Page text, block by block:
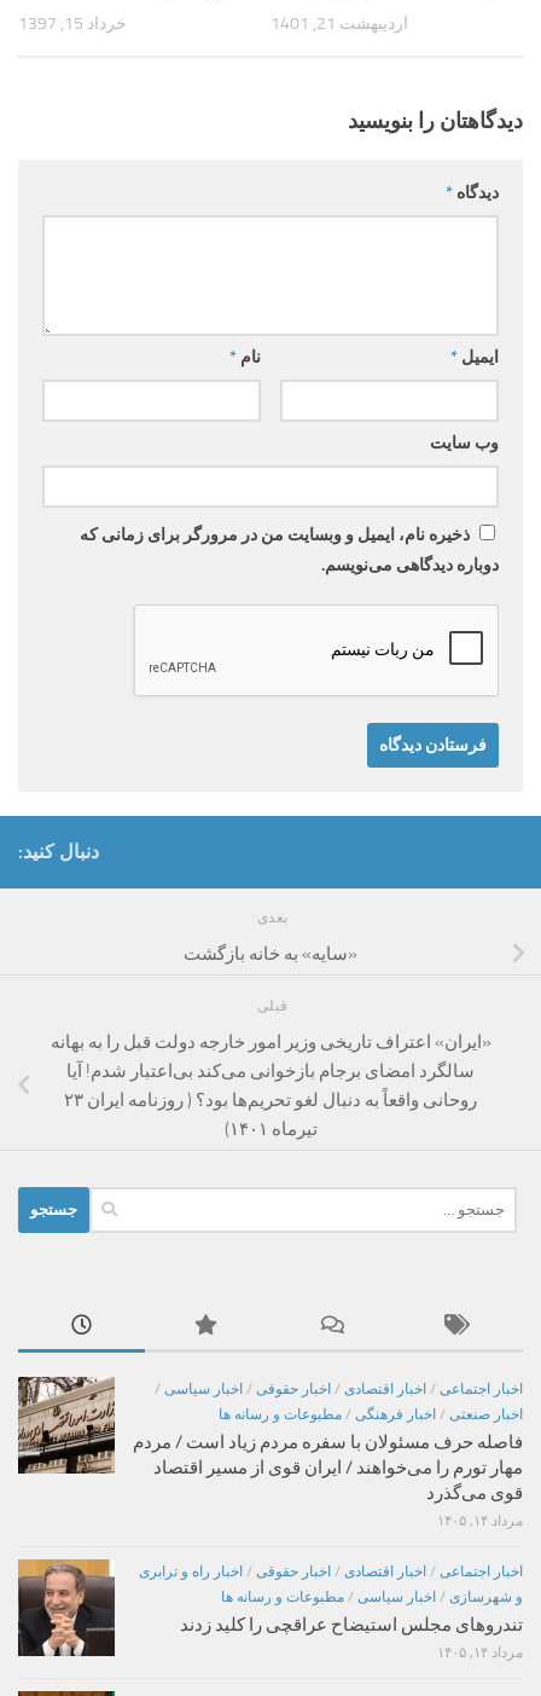
خرداد 15, 1397 اردیبهشت 21, 1401
دیدگاهتان را بنویسید
دیدگاه *
نام * ایمیل *
وب‌ سایت
ذخیره نام، ایمیل و وبسایت من در مرورگر برای زمانی که
دوباره دیدگاهی می‌نویسم.
دنبال کنید:
بعدی
«سایه» به خانه بازگشت
قبلی
«ایران» اعتراف تاریخی وزیر امور خارجه دولت قبل را به بهانه
سالگرد امضای برجام بازخوانی می‌کند بی‌اعتبار شدم! آیا
روحانی واقعاً به دنبال لغو تحریم‌ها بود؟ ( روزنامه ایران ۲۳
تیرماه ۱۴۰۱)
برای:
اخبار اجتماعی / اخبار اقتصادی / اخبار حقوقی / اخبار سیاسی /
اخبار صنعتی / اخبار فرهنگی / مطبوعات و رسانه ها
فاصله حرف مسئولان با سفره مردم زیاد است / مردم
مهار تورم را می‌خواهند / ایران قوی از مسیر اقتصاد
قوی می‌گذرد
مرداد ۱۴, ۱۴۰۵
اخبار اجتماعی / اخبار اقتصادی / اخبار حقوقی / اخبار راه و ترابری
و شهرسازی / اخبار سیاسی / مطبوعات و رسانه ها
تندروهای مجلس استیضاح عراقچی را کلید زدند
مرداد ۱۴, ۱۴۰۵